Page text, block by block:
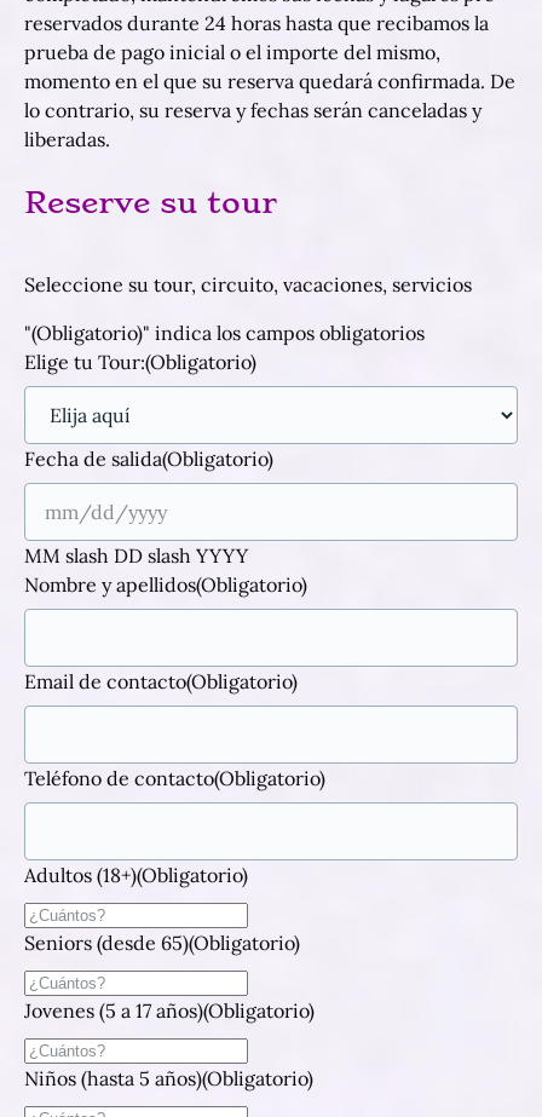
reservados durante 24 horas hasta que recibamos la
prueba de pago inicial o el importe del mismo,
momento en el que su reserva quedará confirmada. De
lo contrario, su reserva y fechas serán canceladas y
liberadas.
Reserve su tour
Seleccione su tour, circuito, vacaciones, servicios
"(Obligatorio)" indica los campos obligatorios
Elige tu Tour:(Obligatorio)
Fecha de salida(Obligatorio)
MM slash DD slash YYYY
Nombre y apellidos(Obligatorio)
Email de contacto(Obligatorio)
Teléfono de contacto(Obligatorio)
Adultos (18+)(Obligatorio)
Seniors (desde 65)(Obligatorio)
Jovenes (5 a 17 años)(Obligatorio)
Niños (hasta 5 años)(Obligatorio)